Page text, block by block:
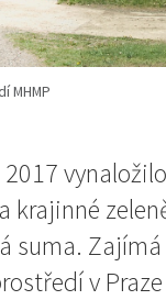
MHMP
krajinné
suma.
v